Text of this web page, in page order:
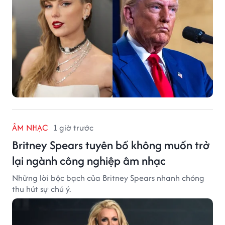
ÂM NHẠC 1 giờ trước
Britney Spears tuyên bố không muốn trở
lại ngành công nghiệp âm nhạc
Những lời bộc bạch của Britney Spears nhanh chóng
thu hút sự chú ý.